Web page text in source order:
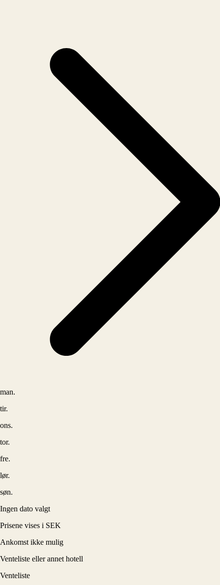
man.
tir.
ons.
tor.
fre.
lør.
søn.
Ingen dato valgt
Prisene vises i SEK
Ankomst ikke mulig
Venteliste eller annet hotell
Venteliste